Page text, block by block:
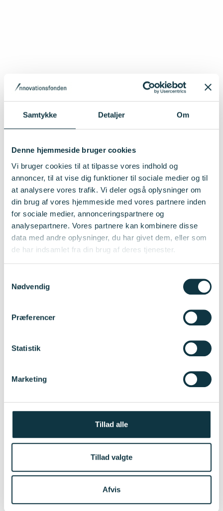
Samtykke Detaljer Om
Denne hjemmeside bruger cookies
Vi bruger cookies til at tilpasse vores indhold og
annoncer, til at vise dig funktioner til sociale medier og til
at analysere vores trafik. Vi deler også oplysninger om
din brug af vores hjemmeside med vores partnere inden
for sociale medier, annonceringspartnere og
analysepartnere. Vores partnere kan kombinere disse
data med andre oplysninger, du har givet dem, eller som
de har indsamlet fra din brug af deres tjenester.
Nødvendig
Præferencer
Statistik
Marketing
Tillad alle
Tillad valgte
Afvis